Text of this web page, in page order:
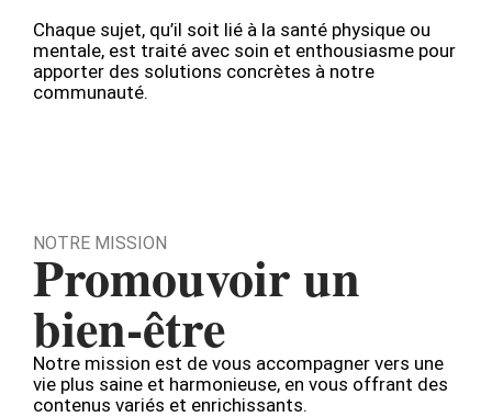
Chaque sujet, qu’il soit lié à la santé physique ou
mentale, est traité avec soin et enthousiasme pour
apporter des solutions concrètes à notre
communauté.
NOTRE MISSION
Promouvoir un
bien-être
Notre mission est de vous accompagner vers une
vie plus saine et harmonieuse, en vous offrant des
contenus variés et enrichissants.